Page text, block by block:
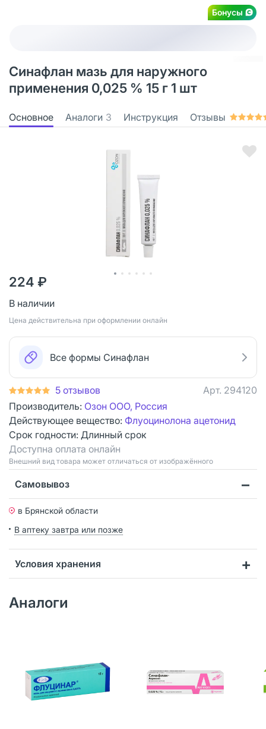
Бонусы
Синафлан мазь для наружного
применения 0,025 % 15 г 1 шт
Основное Аналоги 3 Инструкция Отзывы
224 ₽
В наличии
Цена действительна при оформлении онлайн
Все формы Синафлан
5 отзывов Арт. 294120
Производитель: Озон ООО, Россия
Действующее вещество: Флуоцинолона ацетонид
Срок годности: Длинный срок
Доступна оплата онлайн
Bнешний вид товара может отличаться от изображённого
Самовывоз
в Брянской области
В аптеку завтра или позже
Условия хранения
Аналоги